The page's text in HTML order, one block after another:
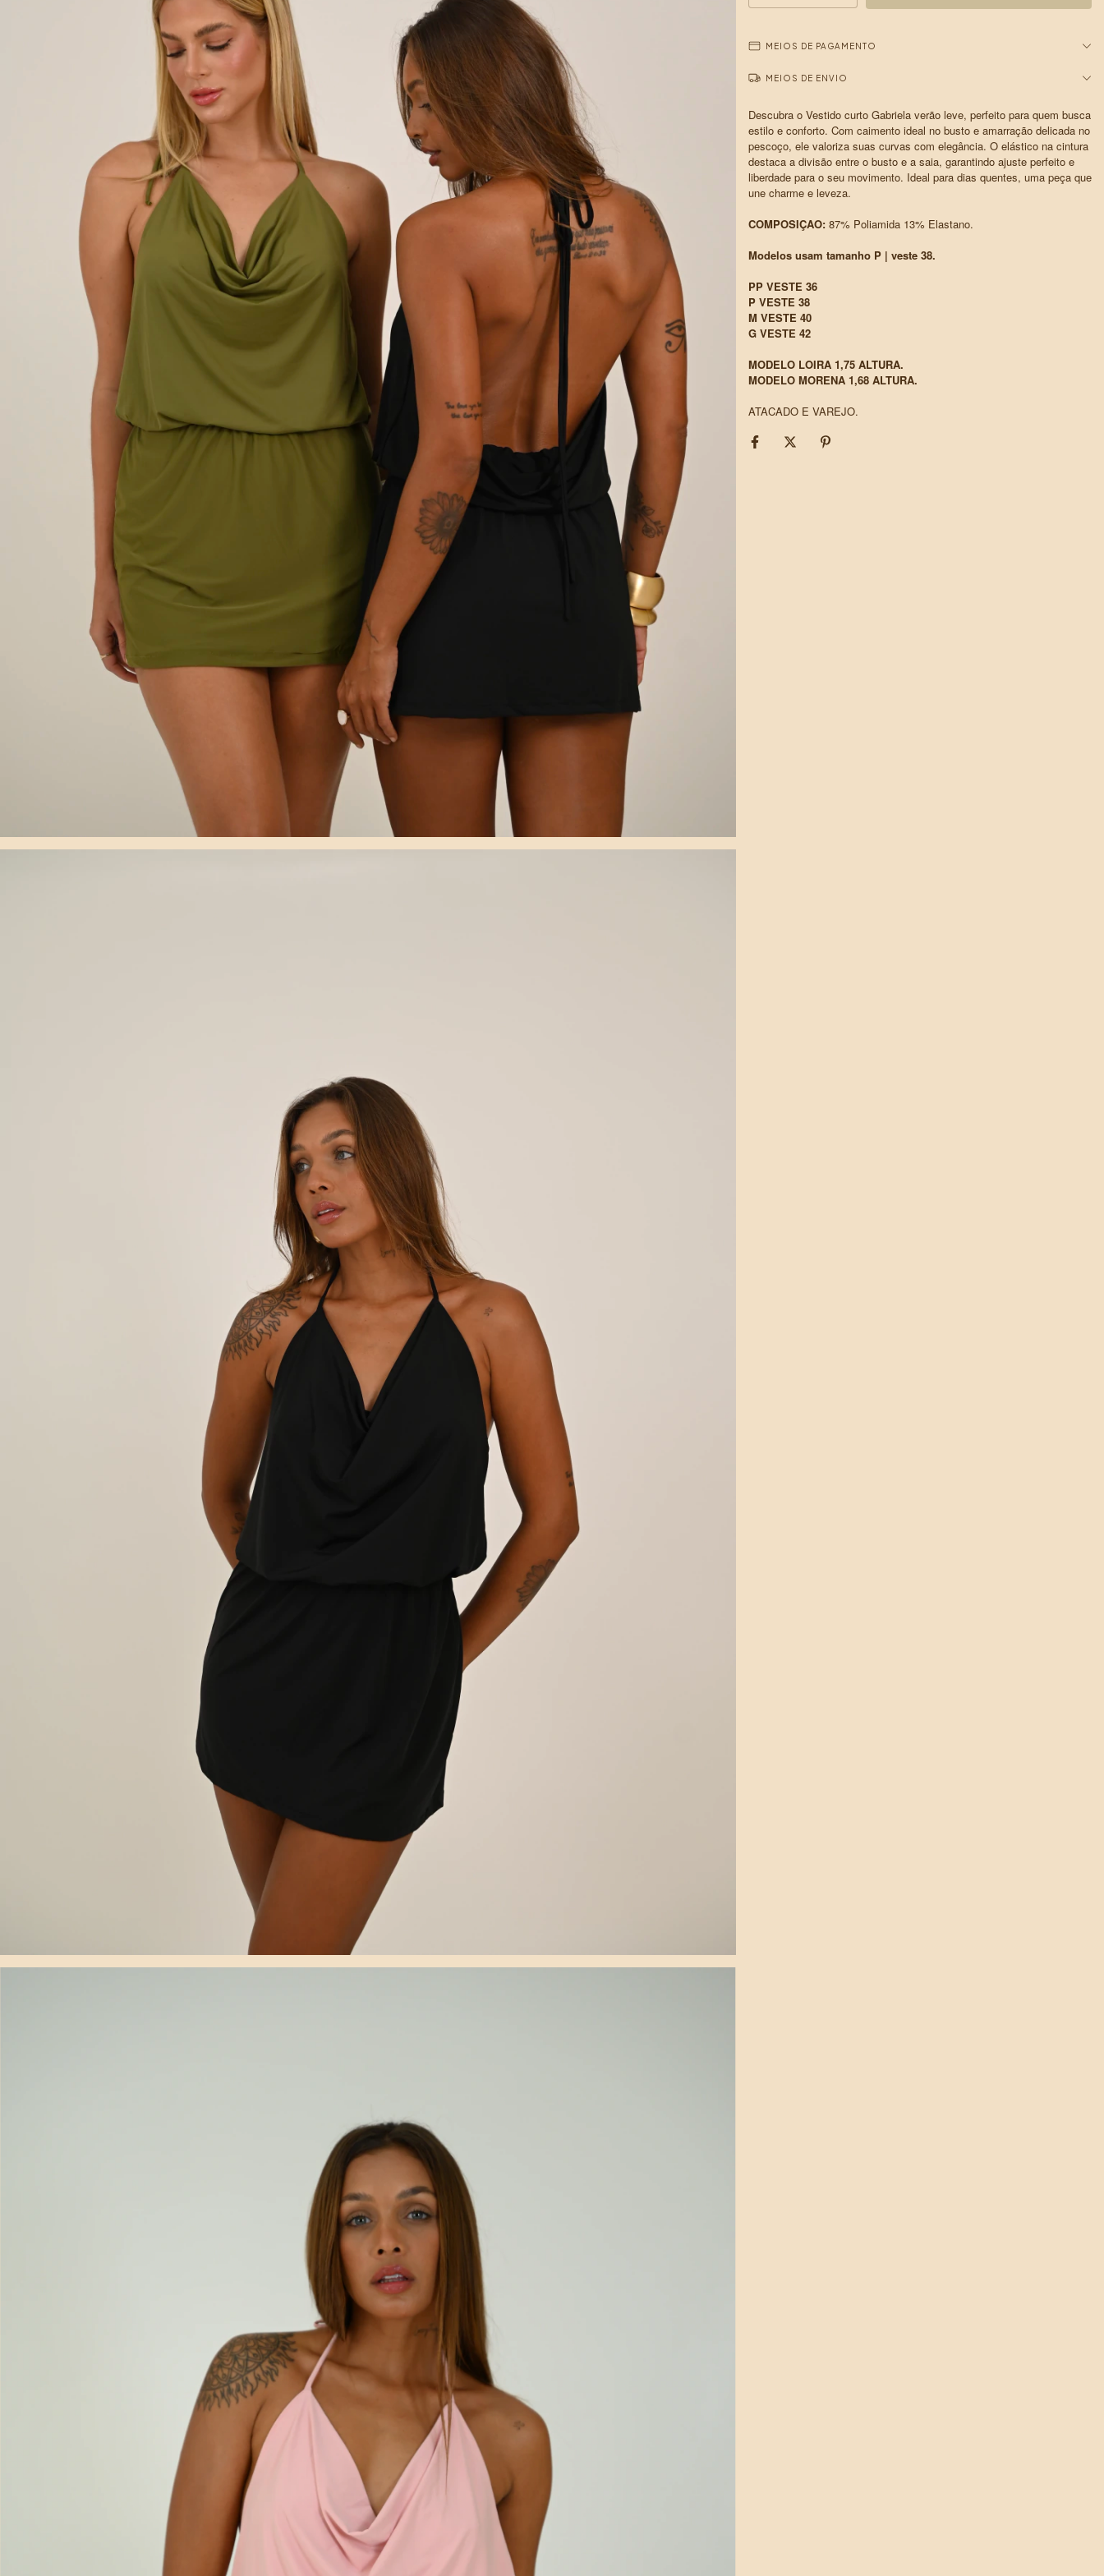
MEIOS DE PAGAMENTO
MEIOS DE ENVIO
Descubra o Vestido curto Gabriela verão leve, perfeito para quem busca
estilo e conforto. Com caimento ideal no busto e amarração delicada no
pescoço, ele valoriza suas curvas com elegância. O elástico na cintura
destaca a divisão entre o busto e a saia, garantindo ajuste perfeito e
liberdade para o seu movimento. Ideal para dias quentes, uma peça que
une charme e leveza.
COMPOSIÇAO: 87% Poliamida 13% Elastano.
Modelos usam tamanho P | veste 38.
PP VESTE 36
P VESTE 38
M VESTE 40
G VESTE 42
MODELO LOIRA 1,75 ALTURA.
MODELO MORENA 1,68 ALTURA.
ATACADO E VAREJO.